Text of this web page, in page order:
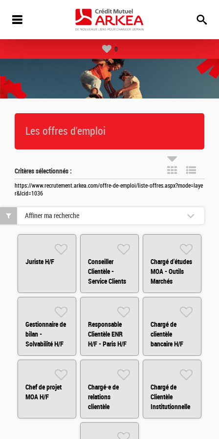
0
Les offres d'emploi
Critères sélectionnés :
https://www.recrutement.arkea.com/offre-de-emploi/liste-offres.aspx?mode=laye
r&lcid=1036
Juriste H/F
Conseiller
Clientèle -
Service Clients
H/F/X
Chargé d'études
MOA - Outils
Marchés
Financiers
Gestionnaire de
bilan -
Solvabilité H/F
Responsable
Clientèle ENR
H/F - Paris H/F
Chargé de
clientèle
bancaire H/F
Chef de projet
MOA H/F
Chargé·e de
relations
clientèle
Assurances en
Chargé de
Clientèle
Institutionnelle
H/F
Affiner ma recherche